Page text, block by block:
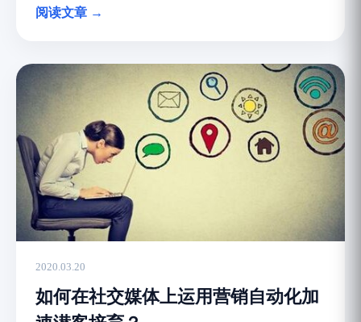
阅读文章 →
2020.03.20
如何在社交媒体上运用营销自动化加